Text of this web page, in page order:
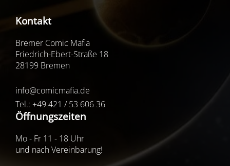
Kontakt
Bremer Comic Mafia
Friedrich-Ebert-Straße 18
28199 Bremen
info@comicmafia.de
Tel.: +49 421 / 53 606 36
Öffnungszeiten
Mo - Fr 11 - 18 Uhr
und nach Vereinbarung!